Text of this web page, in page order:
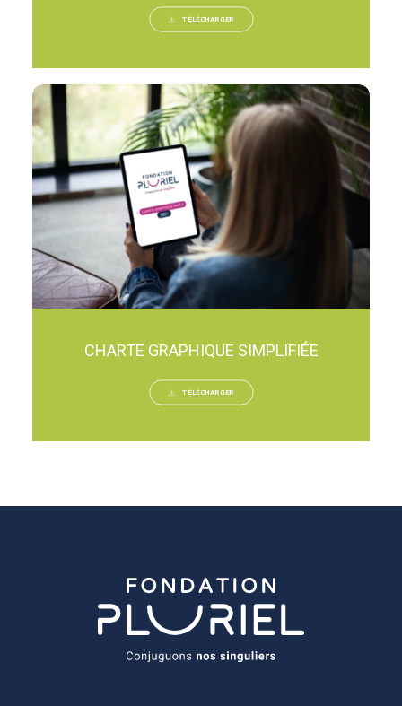
TÉLÉCHARGER
CHARTE GRAPHIQUE SIMPLIFIÉE
TÉLÉCHARGER